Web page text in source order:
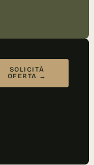
SOLICITĂ
OFERTA →